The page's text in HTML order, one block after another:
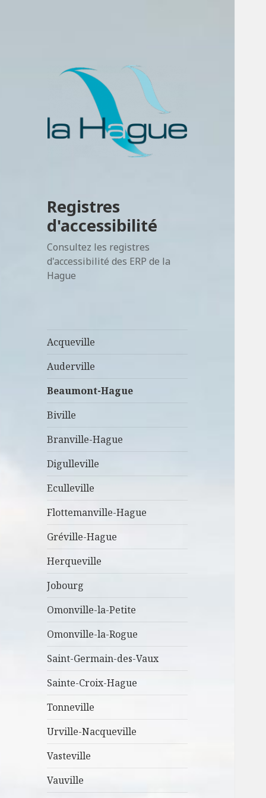
Registres
d'accessibilité
Consultez les registres
d'accessibilité des ERP de la
Hague
Acqueville
Auderville
Beaumont-Hague
Biville
Branville-Hague
Digulleville
Eculleville
Flottemanville-Hague
Gréville-Hague
Herqueville
Jobourg
Omonville-la-Petite
Omonville-la-Rogue
Saint-Germain-des-Vaux
Sainte-Croix-Hague
Tonneville
Urville-Nacqueville
Vasteville
Vauville